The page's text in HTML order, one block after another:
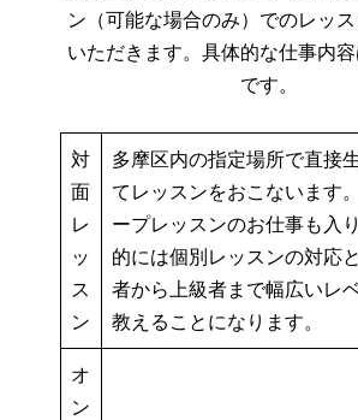
ン（可能な場合のみ）でのレッ
いただきます。具体的な仕事内
です。
対
面
レ
ッ
ス
ン
多摩区内の指定場所で直接
てレッスンをおこないます
ープレッスンのお仕事も入
的には個別レッスンの対応
者から上級者まで幅広いレ
教えることになります。
オ
ン